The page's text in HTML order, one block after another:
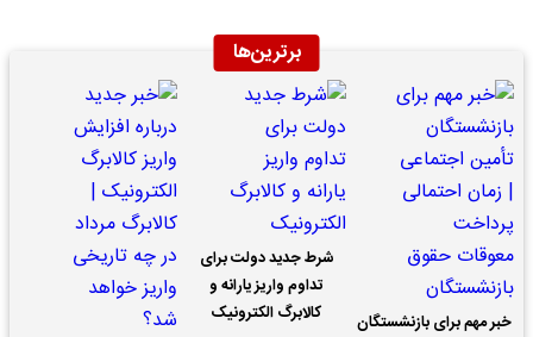
برترین‌ها
خبر مهم برای بازنشستگان
شرط جدید دولت برای
تداوم واریز یارانه و
کالابرگ الکترونیک